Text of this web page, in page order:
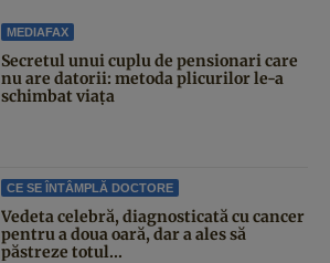
MEDIAFAX
Secretul unui cuplu de pensionari care
nu are datorii: metoda plicurilor le-a
schimbat viața
CE SE ÎNTÂMPLĂ DOCTORE
Vedeta celebră, diagnosticată cu cancer
pentru a doua oară, dar a ales să
păstreze totul...